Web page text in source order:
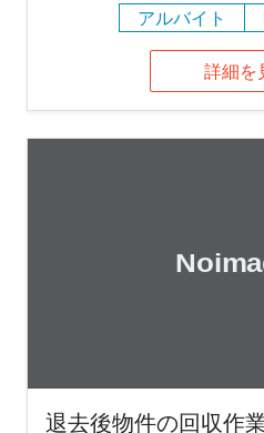
アルバイト
詳細を
退去後物件の回収作